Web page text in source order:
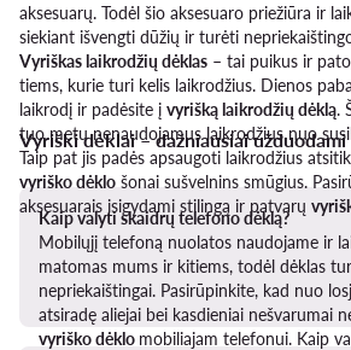
aksesuarų. Todėl šio aksesuaro priežiūra ir
siekiant išvengti dūžių ir turėti
Vyriškas laikrodžių dėklas – tai puikus ir
tiems, kurie turi kelis laikrodžius. Dienos
laikrodį ir padėsite į vyrišką laikrodžių dėklą.
tuo metu nenaudojamus laikrodžius nuo
Taip pat jis padės apsaugoti laikrodžius
vyriško dėklo šonai sušvelnins smūgius.
aksesuarais įsigydami stilingą ir patvarų
Vyriški dėklai – dažniausiai
Kaip valyti skaidrų telefono dėklą?
Mobilųjį telefoną nuolatos naudojame ir
matomas mums ir kitiems, todėl dėklas
nepriekaištingai. Pasirūpinkite, kad nuo
atsiradę aliejai bei kasdieniai nešvarumai
vyriško dėklo mobiliajam telefonui. Kaip